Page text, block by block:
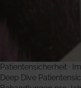
Patientensicherheit ·
Deep Dive